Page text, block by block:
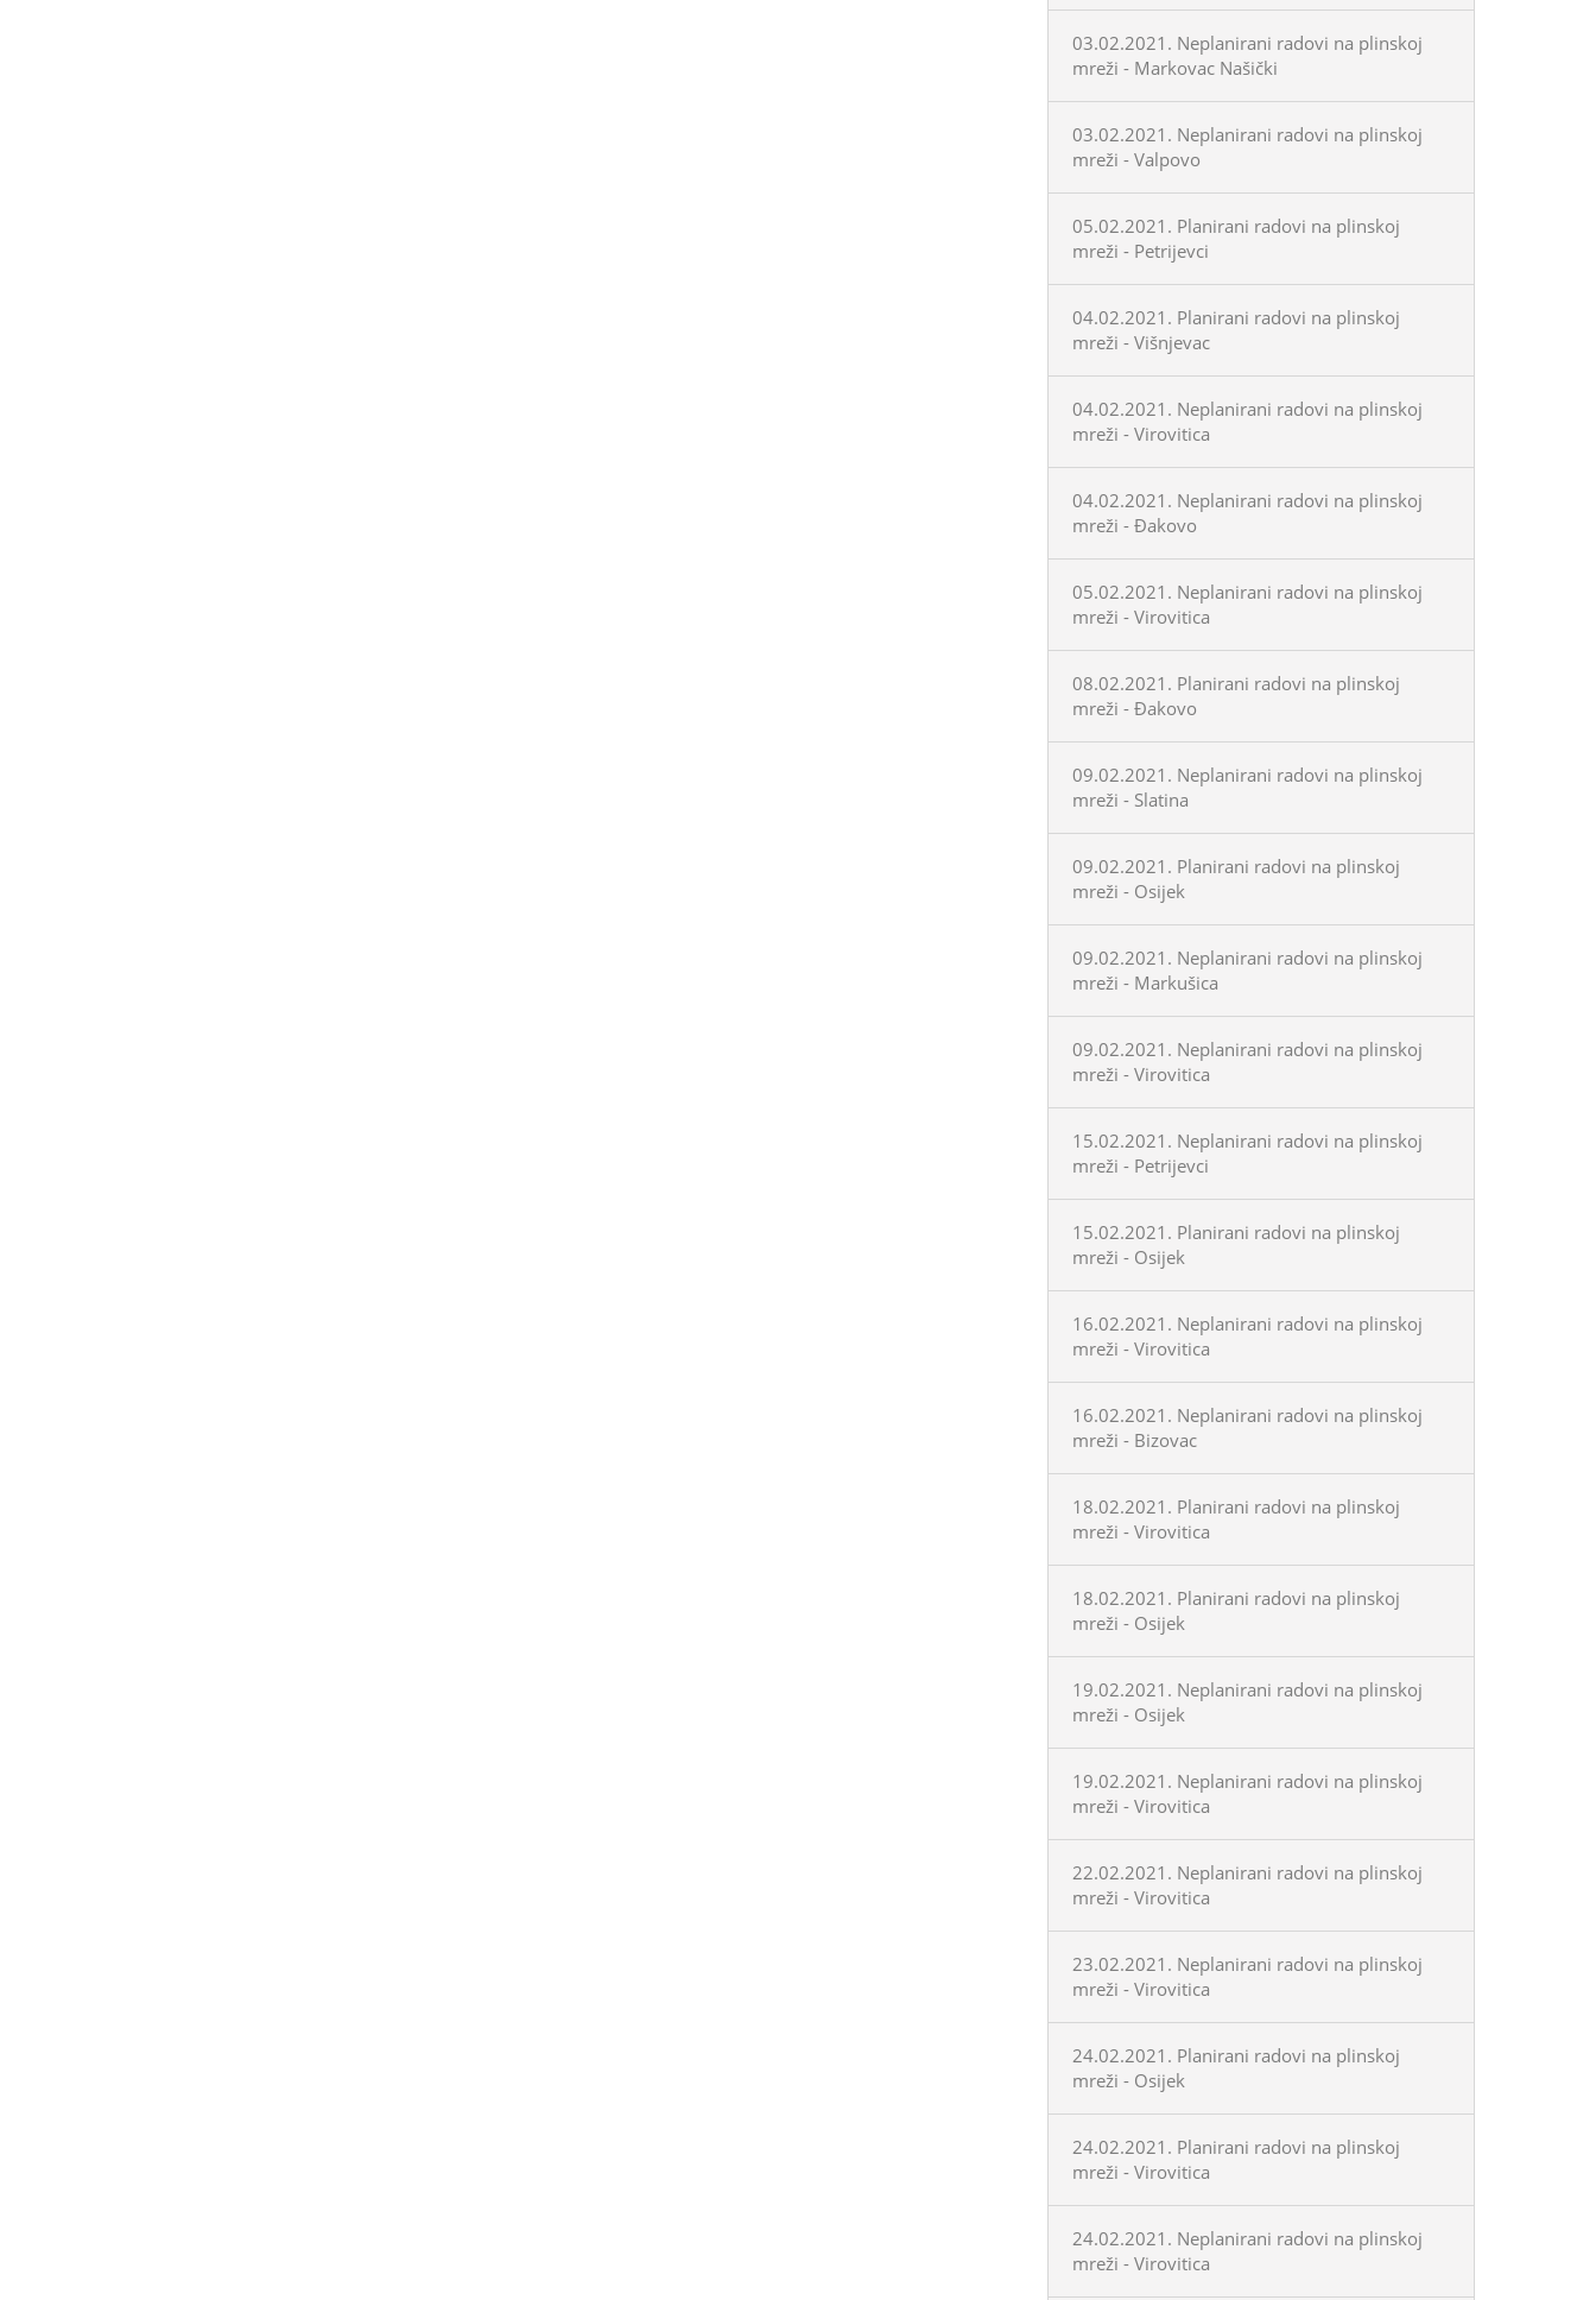
03.02.2021. Neplanirani radovi na plinskoj
mreži - Markovac Našički
03.02.2021. Neplanirani radovi na plinskoj
mreži - Valpovo
05.02.2021. Planirani radovi na plinskoj
mreži - Petrijevci
04.02.2021. Planirani radovi na plinskoj
mreži - Višnjevac
04.02.2021. Neplanirani radovi na plinskoj
mreži - Virovitica
04.02.2021. Neplanirani radovi na plinskoj
mreži - Đakovo
05.02.2021. Neplanirani radovi na plinskoj
mreži - Virovitica
08.02.2021. Planirani radovi na plinskoj
mreži - Đakovo
09.02.2021. Neplanirani radovi na plinskoj
mreži - Slatina
09.02.2021. Planirani radovi na plinskoj
mreži - Osijek
09.02.2021. Neplanirani radovi na plinskoj
mreži - Markušica
09.02.2021. Neplanirani radovi na plinskoj
mreži - Virovitica
15.02.2021. Neplanirani radovi na plinskoj
mreži - Petrijevci
15.02.2021. Planirani radovi na plinskoj
mreži - Osijek
16.02.2021. Neplanirani radovi na plinskoj
mreži - Virovitica
16.02.2021. Neplanirani radovi na plinskoj
mreži - Bizovac
18.02.2021. Planirani radovi na plinskoj
mreži - Virovitica
18.02.2021. Planirani radovi na plinskoj
mreži - Osijek
19.02.2021. Neplanirani radovi na plinskoj
mreži - Osijek
19.02.2021. Neplanirani radovi na plinskoj
mreži - Virovitica
22.02.2021. Neplanirani radovi na plinskoj
mreži - Virovitica
23.02.2021. Neplanirani radovi na plinskoj
mreži - Virovitica
24.02.2021. Planirani radovi na plinskoj
mreži - Osijek
24.02.2021. Planirani radovi na plinskoj
mreži - Virovitica
24.02.2021. Neplanirani radovi na plinskoj
mreži - Virovitica